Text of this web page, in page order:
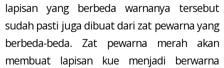
lapisan yang berbeda warnanya tersebut
sudah pasti juga dibuat dari zat pewarna yang
berbeda-beda. Zat pewarna merah akan
membuat lapisan kue menjadi berwarna